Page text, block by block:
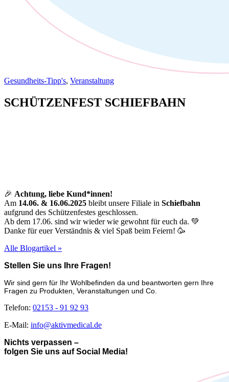
Gesundheits-Tipp's, Veranstaltung
SCHÜTZENFEST SCHIEFBAHN
🎉 Achtung, liebe Kund*innen!
Am 14.06. & 16.06.2025 bleibt unsere Filiale in Schiefbahn
aufgrund des Schützenfestes geschlossen.
Ab dem 17.06. sind wir wieder wie gewohnt für euch da. 💚
Danke für euer Verständnis & viel Spaß beim Feiern! 🥳
Alle Blogartikel »
Stellen Sie uns Ihre Fragen!
Wir sind gern für Ihr Wohlbefinden da und beantworten gern Ihre
Fragen zu Produkten, Veranstaltungen und Co.
Telefon: 02153 - 91 92 93
E-Mail: info@aktivmedical.de
Nichts verpassen –
folgen Sie uns auf Social Media!